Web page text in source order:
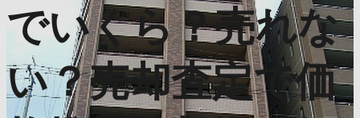
でいくら？売れな
い？売却査定で価